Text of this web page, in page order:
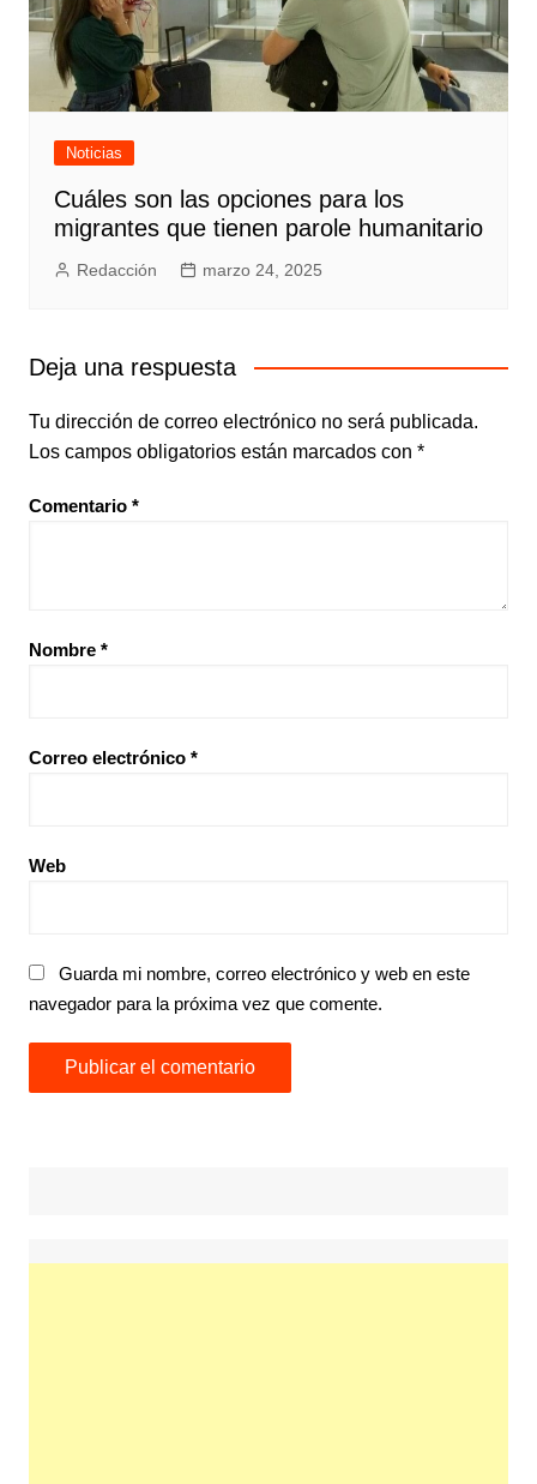
Noticias
Cuáles son las opciones para los
migrantes que tienen parole humanitario
Redacción marzo 24, 2025
Deja una respuesta
Tu dirección de correo electrónico no será publicada.
Los campos obligatorios están marcados con *
Comentario *
Nombre *
Correo electrónico *
Web
Guarda mi nombre, correo electrónico y web en este
navegador para la próxima vez que comente.